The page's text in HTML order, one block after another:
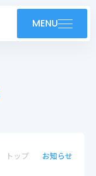
MENU
トップ お知らせ